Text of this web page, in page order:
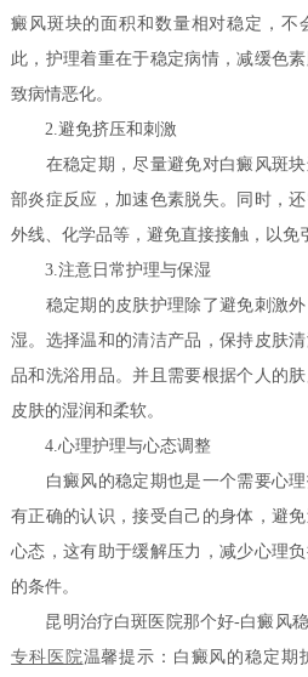
癜风斑块的面积和数量相对稳定，不
此，护理着重在于稳定病情，减缓色
致病情恶化。
2.避免挤压和刺激
在稳定期，尽量避免对白癜风斑块
部炎症反应，加速色素脱失。同时，
外线、化学品等，避免直接接触，以免
3.注意日常护理与保湿
稳定期的皮肤护理除了避免刺激外
湿。选择温和的清洁产品，保持皮肤
品和洗浴用品。并且需要根据个人的
皮肤的湿润和柔软。
4.心理护理与心态调整
白癜风的稳定期也是一个需要心理
有正确的认识，接受自己的身体，避
心态，这有助于缓解压力，减少心理
的条件。
昆明治疗白斑医院那个好-白癜风稳
专科医院温馨提示：白癜风的稳定期